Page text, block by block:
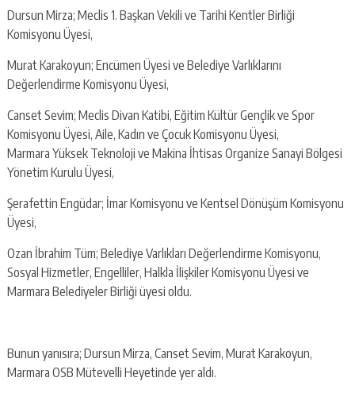
Dursun Mirza; Meclis 1. Başkan Vekili ve Tarihi Kentler Birliği
Komisyonu Üyesi,
Murat Karakoyun; Encümen Üyesi ve Belediye Varlıklarını
Değerlendirme Komisyonu Üyesi,
Canset Sevim; Meclis Divan Katibi, Eğitim Kültür Gençlik ve Spor
Komisyonu Üyesi, Aile, Kadın ve Çocuk Komisyonu Üyesi,
Marmara Yüksek Teknoloji ve Makina İhtisas Organize Sanayi Bölgesi
Yönetim Kurulu Üyesi,
Şerafettin Engüdar; İmar Komisyonu ve Kentsel Dönüşüm Komisyonu
Üyesi,
Ozan İbrahim Tüm; Belediye Varlıkları Değerlendirme Komisyonu,
Sosyal Hizmetler, Engelliler, Halkla İlişkiler Komisyonu Üyesi ve
Marmara Belediyeler Birliği üyesi oldu.
Bunun yanısıra; Dursun Mirza, Canset Sevim, Murat Karakoyun,
Marmara OSB Mütevelli Heyetinde yer aldı.